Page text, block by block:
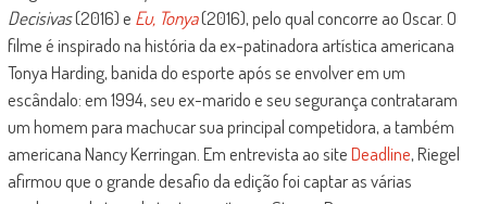
Decisivas(2016) e Eu, Tonya(2016), pelo qual concorre ao Oscar. O
filme é inspirado na história da ex-patinadora artística americana
Tonya Harding, banida do esporte após se envolver em um
escândalo: em 1994, seu ex-marido e seu segurança contrataram
um homem para machucar sua principal competidora, a também
americana Nancy Kerringan. Em entrevista ao siteDeadline, Riegel
afirmou que o grande desafio da edição foi captar as várias